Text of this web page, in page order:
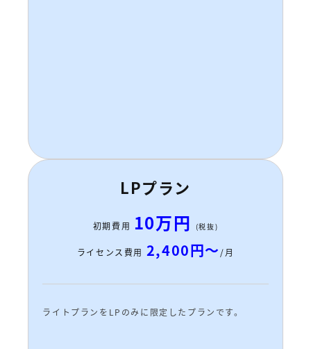
LPプラン
初期費用 10万円 (税抜)
ライセンス費用 2,400円～ /月
ライトプランをLPのみに限定したプランです。